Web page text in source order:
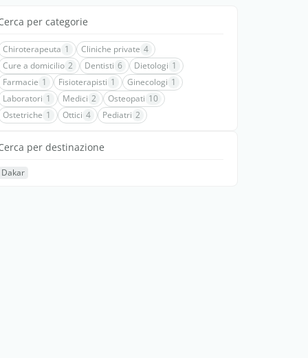
per categorie
Chiroterapeuta 1 Cliniche private 4
Cure a domicilio 2 Dentisti 6 Dietologi 1
Farmacie 1 Fisioterapisti 1 Ginecologi 1
Laboratori 1 Medici 2 Osteopati 10
Ostetriche 1 Ottici 4 Pediatri 2
per destinazione
Dakar